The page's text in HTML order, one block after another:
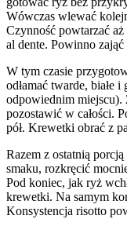
Wówczas wlewać
Czynność powtarzać
al dente. Powinno
W tym czasie
odłamać twarde, białe
odpowiednim miejscu).
pozostawić w całości.
pół. Krewetki obrać z
Razem z ostatnią
smaku, rozkręcić
Pod koniec, jak ryż
krewetki. Na samym
Konsystencja risotto